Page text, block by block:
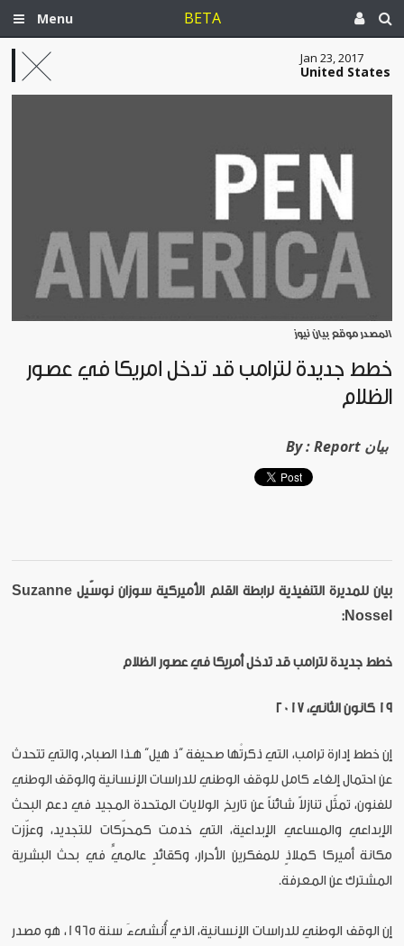
Menu BETA
Jan 23, 2017
United States
المصدر موقع بيان نيوز
خطط جديدة لترامب قد تدخل أمريكا في عصور
الظلام
By : Report بيان
بيان للمديرة التنفيذية لرابطة القلم الأميركية سوزان نوسّيل Suzanne
Nossel:
خطط جديدة لترامب قد تدخل أمريكا في عصور الظلام
19 كانون الثاني، 2017
إن خطط إدارة ترامب، التي ذكرتْها صحيفة “ذ هيل” هـذا الصباح، والتي تتحدث
عن احتمال إلغاء كامل للوقف الوطني للدراسات الإنسانية والوقف الوطني
للفنون، تمثّل تنازلاً شائناً عن تاريخ الولايات المتحدة المجيد في دعم البحث
الإبداعي والمساعي الإبداعية، التي خدمت كمحرّكات للتجديد، وعزّزت
مكانة أميركا كملاذٍ للمفكرين الأحرار، وكقائدٍ عالميٍّ في بحث البشرية
المشترك عن المعرفة.
إن الوقف الوطني للدراسات الإنسانية، الذي أُنشىءَ سنة 1965، هو مصدر